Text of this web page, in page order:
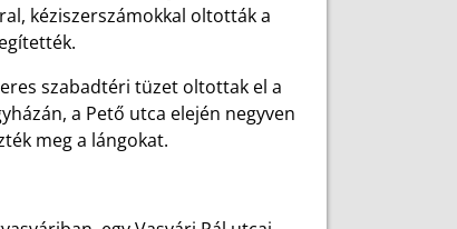
kéziszerszámokkal oltották a
szabadtéri tüzet oltottak el a
a Pető utca elején negyven
meg a lángokat.